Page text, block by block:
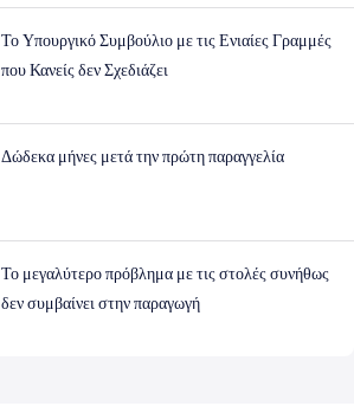
Το Υπουργικό Συμβούλιο με τις Ενιαίες Γραμμές
που Κανείς δεν Σχεδιάζει
Δώδεκα μήνες μετά την πρώτη παραγγελία
Το μεγαλύτερο πρόβλημα με τις στολές συνήθως
δεν συμβαίνει στην παραγωγή